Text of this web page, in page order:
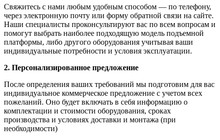
Свяжитесь с нами любым удобным способом — по телефону,
через электронную почту или форму обратной связи на сайте.
Наши специалисты проконсультируют вас по всем вопросам и
помогут выбрать наиболее подходящую модель подъемной
платформы, либо другого оборудования учитывая ваши
индивидуальные потребности и условия эксплуатации.
2. Персонализированное предложение
После определения ваших требований мы подготовим для вас
индивидуальное коммерческое предложение с учетом всех
пожеланий. Оно будет включать в себя информацию о
комплектации и стоимости оборудования, сроках
производства и условиях доставки и монтажа (при
необходимости)